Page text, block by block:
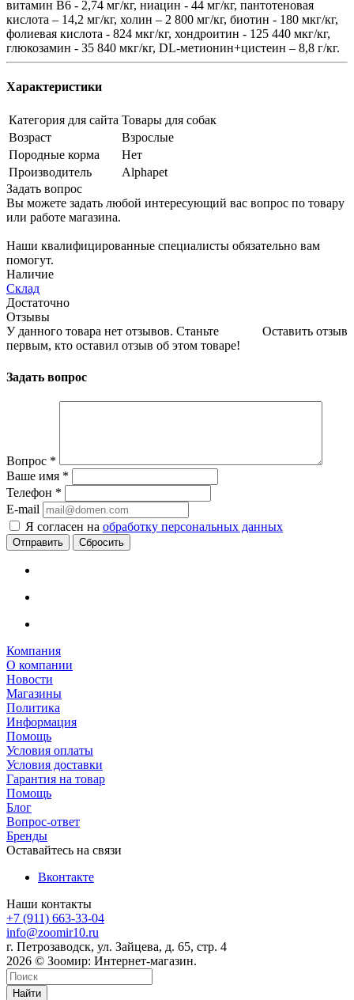
витамин B6 - 2,74 мг/кг, ниацин - 44 мг/кг, пантотеновая
кислота – 14,2 мг/кг, холин – 2 800 мг/кг, биотин - 180 мкг/кг,
фолиевая кислота - 824 мкг/кг, хондроитин - 125 440 мкг/кг,
глюкозамин - 35 840 мкг/кг, DL-метионин+цистеин – 8,8 г/кг.
Характеристики
Категория для сайта Товары для собак
Возраст
Взрослые
Породные корма
Нет
Производитель
Alphapet
Задать вопрос
Вы можете задать любой интересующий вас вопрос по товару
или работе магазина.
Наши квалифицированные специалисты обязательно вам
помогут.
Наличие
Склад
Достаточно
Отзывы
Оставить отзыв
У данного товара нет отзывов. Станьте
первым, кто оставил отзыв об этом товаре!
Задать вопрос
Вопрос *
Ваше имя *
Телефон *
E-mail
Я согласен на обработку персональных данных
Сбросить
Компания
О компании
Новости
Магазины
Политика
Информация
Помощь
Условия оплаты
Условия доставки
Гарантия на товар
Помощь
Блог
Вопрос-ответ
Бренды
Оставайтесь на связи
Вконтакте
Наши контакты
+7 (911) 663-33-04
info@zoomir10.ru
г. Петрозаводск, ул. Зайцева, д. 65, стр. 4
2026 © Зоомир: Интернет-магазин.
Найти